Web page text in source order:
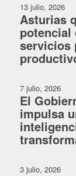
13 julio, 2026
Asturias
potencial
servicios
7 julio, 2026
El
impulsa
3 julio, 2026